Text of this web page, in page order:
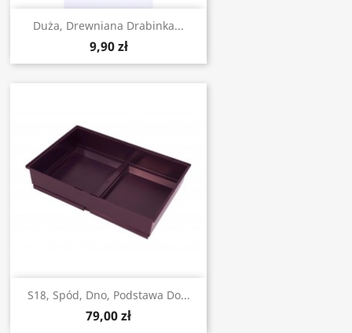
Duża, Drewniana Drabinka...
9,90 zł
S18, Spód, Dno, Podstawa Do...
79,00 zł